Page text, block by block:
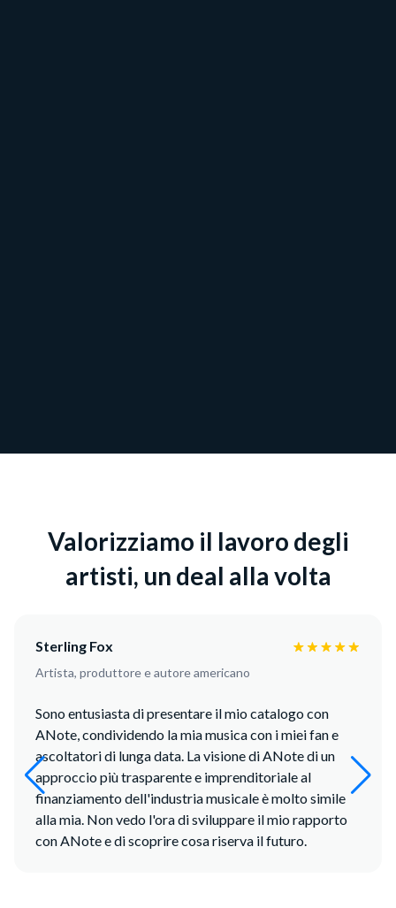
Valorizziamo il lavoro degli
artisti, un deal alla volta
Sterling Fox
Artista, produttore e autore americano
Sono entusiasta di presentare il mio catalogo con
ANote, condividendo la mia musica con i miei fan e
ascoltatori di lunga data. La visione di ANote di un
approccio più trasparente e imprenditoriale al
finanziamento dell'industria musicale è molto simile
alla mia. Non vedo l'ora di sviluppare il mio rapporto
con ANote e di scoprire cosa riserva il futuro.